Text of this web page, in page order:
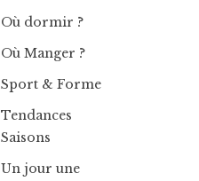
Où dormir ?
Où Manger ?
Sport & Forme
Tendances
Saisons
Un jour une